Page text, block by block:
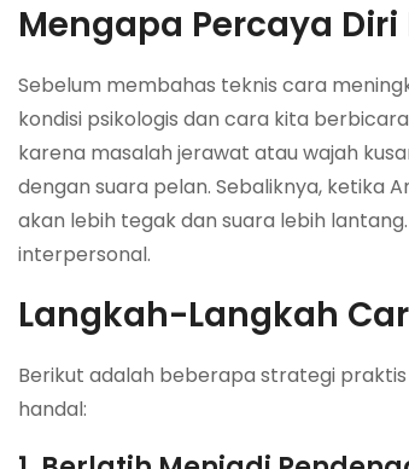
Mengapa Percaya
Sebelum membahas teknis cara
kondisi psikologis dan cara kita
karena masalah jerawat atau wajah
dengan suara pelan. Sebaliknya, ketika
akan lebih tegak dan suara lebih
interpersonal.
Langkah-Langkah
Berikut adalah beberapa strategi
handal: